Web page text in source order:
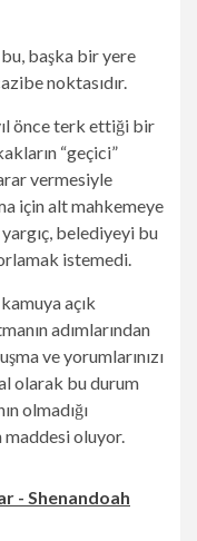
başka bir yere
noktasıdır.
önce terk ettiği bir
“geçici”
vermesiyle
için alt mahkemeye
belediyeyi bu
istemedi.
açık
adımlarından
ve yorumlarınızı
olarak bu durum
olmadığı
maddesi oluyor.
- Shenandoah